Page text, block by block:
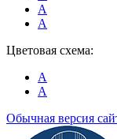
A
A
Цветовая схема:
A
A
Обычная версия